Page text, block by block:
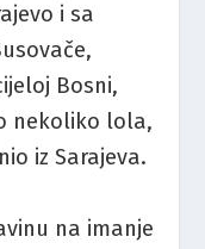
i sa
Bosni,
nekoliko lola,
iz Sarajeva.
na imanje